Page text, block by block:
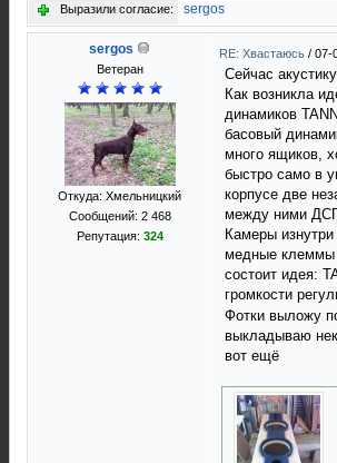
Выразили согласие: sergos
sergos
Ветеран
Откуда: Хмельницкий
Сообщений: 2 468
Репутация: 324
RE: Хвастаюсь / 07-
Сейчас
Как возникла
динамиков
басовый
много ящиков,
быстро само в
корпусе две
между ними
Камеры
медные клеммы
состоит идея:
громкости
Фотки выложу
выкладываю
вот ещё